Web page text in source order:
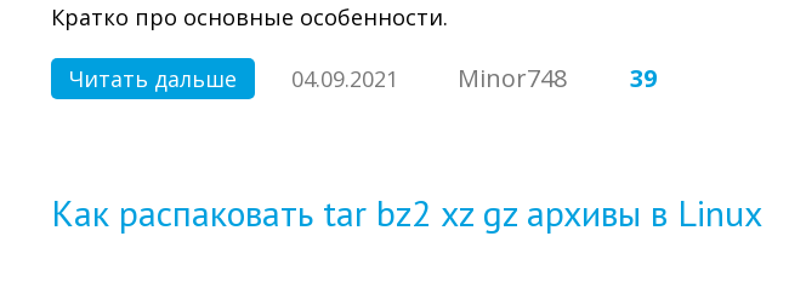
Кратко про основные особенности.
Читать дальше 04.09.2021 Minor748 39
Как распаковать tar bz2 xz gz архивы в Linux